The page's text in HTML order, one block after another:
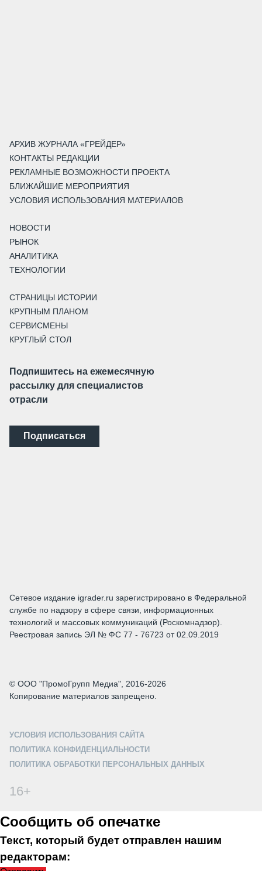
АРХИВ ЖУРНАЛА «ГРЕЙДЕР»
КОНТАКТЫ РЕДАКЦИИ
РЕКЛАМНЫЕ ВОЗМОЖНОСТИ ПРОЕКТА
БЛИЖАЙШИЕ МЕРОПРИЯТИЯ
УСЛОВИЯ ИСПОЛЬЗОВАНИЯ МАТЕРИАЛОВ
НОВОСТИ
РЫНОК
АНАЛИТИКА
ТЕХНОЛОГИИ
СТРАНИЦЫ ИСТОРИИ
КРУПНЫМ ПЛАНОМ
СЕРВИСМЕНЫ
КРУГЛЫЙ СТОЛ
Подпишитесь на ежемесячную
рассылку для специалистов
отрасли
Подписаться
Сетевое издание igrader.ru зарегистрировано в Федеральной
службе по надзору в сфере связи, информационных
технологий и массовых коммуникаций (Роскомнадзор).
Реестровая запись ЭЛ № ФС 77 - 76723 от 02.09.2019
© ООО "ПромоГрупп Медиа", 2016-2026
Копирование материалов запрещено.
УСЛОВИЯ ИСПОЛЬЗОВАНИЯ САЙТА
ПОЛИТИКА КОНФИДЕНЦИАЛЬНОСТИ
ПОЛИТИКА ОБРАБОТКИ ПЕРСОНАЛЬНЫХ ДАННЫХ
16+
Сообщить об опечатке
Текст, который будет отправлен нашим
редакторам: